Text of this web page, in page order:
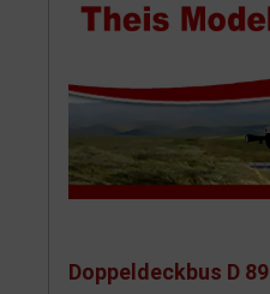
Doppeldeckbus D 89